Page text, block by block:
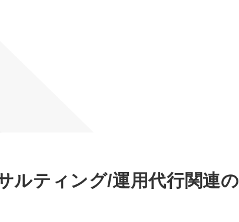
常勤監査役
ルティング/運用代行関連の